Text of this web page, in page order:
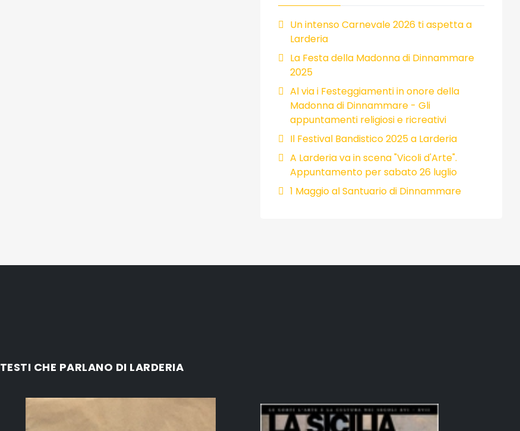
Un intenso Carnevale 2026 ti aspetta a
Larderia
La Festa della Madonna di Dinnammare
2025
Al via i Festeggiamenti in onore della
Madonna di Dinnammare - Gli
appuntamenti religiosi e ricreativi
Il Festival Bandistico 2025 a Larderia
A Larderia va in scena "Vicoli d'Arte".
Appuntamento per sabato 26 luglio
1 Maggio al Santuario di Dinnammare
TESTI CHE PARLANO DI LARDERIA